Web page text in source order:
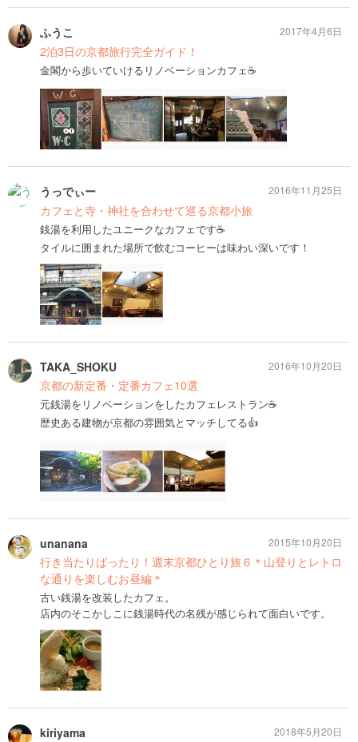
ふうこ
2泊3日の京都旅行完全ガイド！
金閣から歩いていけるリノベーションカフェ☕️
2017年4月6日
うっでぃー
カフェと寺・神社を合わせて巡る京都小旅
銭湯を利用したユニークなカフェです☕️
タイルに囲まれた場所で飲むコーヒーは味わい深いです！
2016年11月25日
TAKA_SHOKU
京都の新定番・定番カフェ10選
元銭湯をリノベーションをしたカフェレストラン☕️
歴史ある建物が京都の雰囲気とマッチしてる👍
2016年10月20日
unanana
行き当たりばったり！週末京都ひとり旅６＊山登りとレトロ
な通りを楽しむお昼編＊
古い銭湯を改装したカフェ。
店内のそこかしこに銭湯時代の名残が感じられて面白いです。
2015年10月20日
kiriyama 2018年5月20日